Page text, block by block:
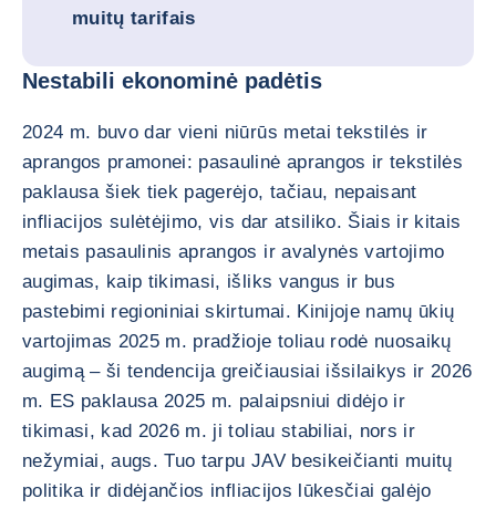
muitų tarifais
Nestabili ekonominė padėtis
2024 m. buvo dar vieni niūrūs metai tekstilės ir
aprangos pramonei: pasaulinė aprangos ir tekstilės
paklausa šiek tiek pagerėjo, tačiau, nepaisant
infliacijos sulėtėjimo, vis dar atsiliko. Šiais ir kitais
metais pasaulinis aprangos ir avalynės vartojimo
augimas, kaip tikimasi, išliks vangus ir bus
pastebimi regioniniai skirtumai. Kinijoje namų ūkių
vartojimas 2025 m. pradžioje toliau rodė nuosaikų
augimą – ši tendencija greičiausiai išsilaikys ir 2026
m. ES paklausa 2025 m. palaipsniui didėjo ir
tikimasi, kad 2026 m. ji toliau stabiliai, nors ir
nežymiai, augs. Tuo tarpu JAV besikeičianti muitų
politika ir didėjančios infliacijos lūkesčiai galėjo